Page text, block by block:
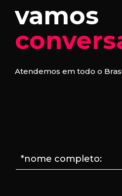
vamos
Atendemos em todo o
*nome completo: